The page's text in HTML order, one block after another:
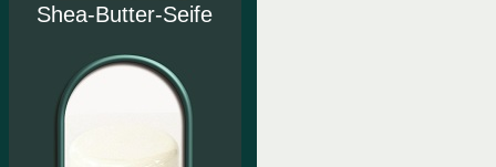
Shea-Butter-Seife